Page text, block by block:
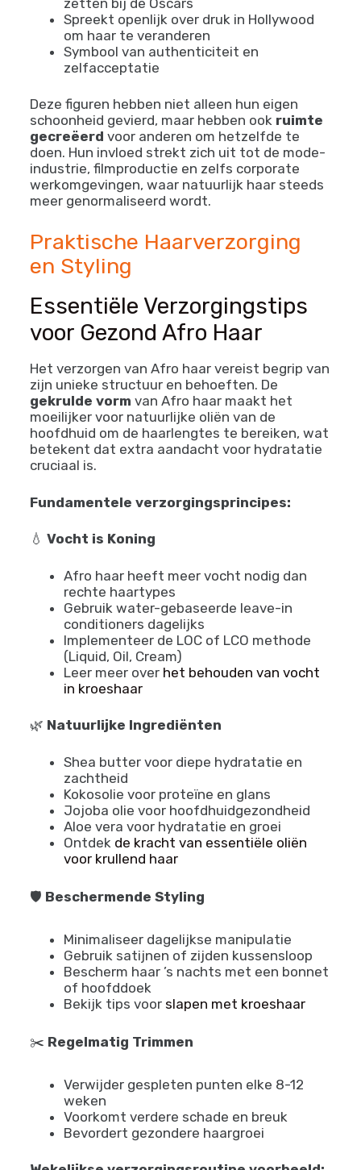
Jong icoon die verschillende natuurlijke
stijlen draagt
Representeert nieuwe generatie die
opgroeit met natuurlijke haar als norm
Combineert mode met culturele trots
🌟Viola Davis
Maakte headlines door haar pruik af te
zetten bij de Oscars
Spreekt openlijk over druk in Hollywood
om haar te veranderen
Symbool van authenticiteit en
Deze figuren hebben niet alleen hun eigen
schoonheid gevierd, maar hebben ook
gecreëerd voor anderen om hetzelfde te
doen. Hun invloed strekt zich uit tot de mode-
industrie, filmproductie en zelfs corporate
werkomgevingen, waar natuurlijk haar steeds
meer genormaliseerd wordt.
Praktische Haarverzorging
en Styling
Essentiële Verzorgingstips
voor Gezond Afro Haar
Het verzorgen van Afro haar vereist begrip van
zijn unieke structuur en behoeften. De
moeilijker voor natuurlijke oliën van de
hoofdhuid om de haarlengtes te bereiken, wat
betekent dat extra aandacht voor hydratatie
cruciaal is.
Fundamentele verzorgingsprincipes:
Afro haar heeft meer vocht nodig dan
Gebruik water-gebaseerde leave-in
conditioners dagelijks
Implementeer de LOC of LCO methode
(Liquid, Oil, Cream)
Leer meer over het behouden van vocht
in kroeshaar
zachtheid
Kokosolie voor proteïne en glans
Jojoba olie voor hoofdhuidgezondheid
Aloe vera voor hydratatie en groei
Ontdekde kracht van essentiële oliën
Minimaliseer dagelijkse manipulatie
Gebruik satijnen of zijden kussensloop
Bescherm haar ’s nachts met een bonnet
Bekijk tips voorslapen met kroeshaar